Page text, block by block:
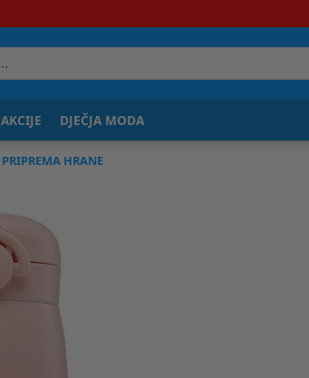
AKCIJE DJEČJA MODA
PRIPREMA HRANE